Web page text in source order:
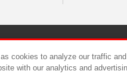
cookies to analyze our traffic
with our analytics and